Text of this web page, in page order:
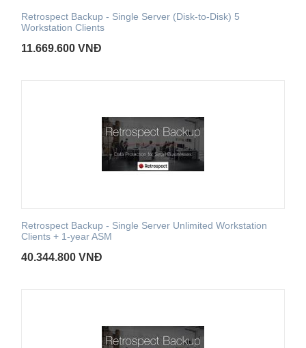
Retrospect Backup - Single Server (Disk-to-Disk) 5
Workstation Clients
11.669.600 VNĐ
Retrospect Backup - Single Server Unlimited Workstation
Clients + 1-year ASM
40.344.800 VNĐ